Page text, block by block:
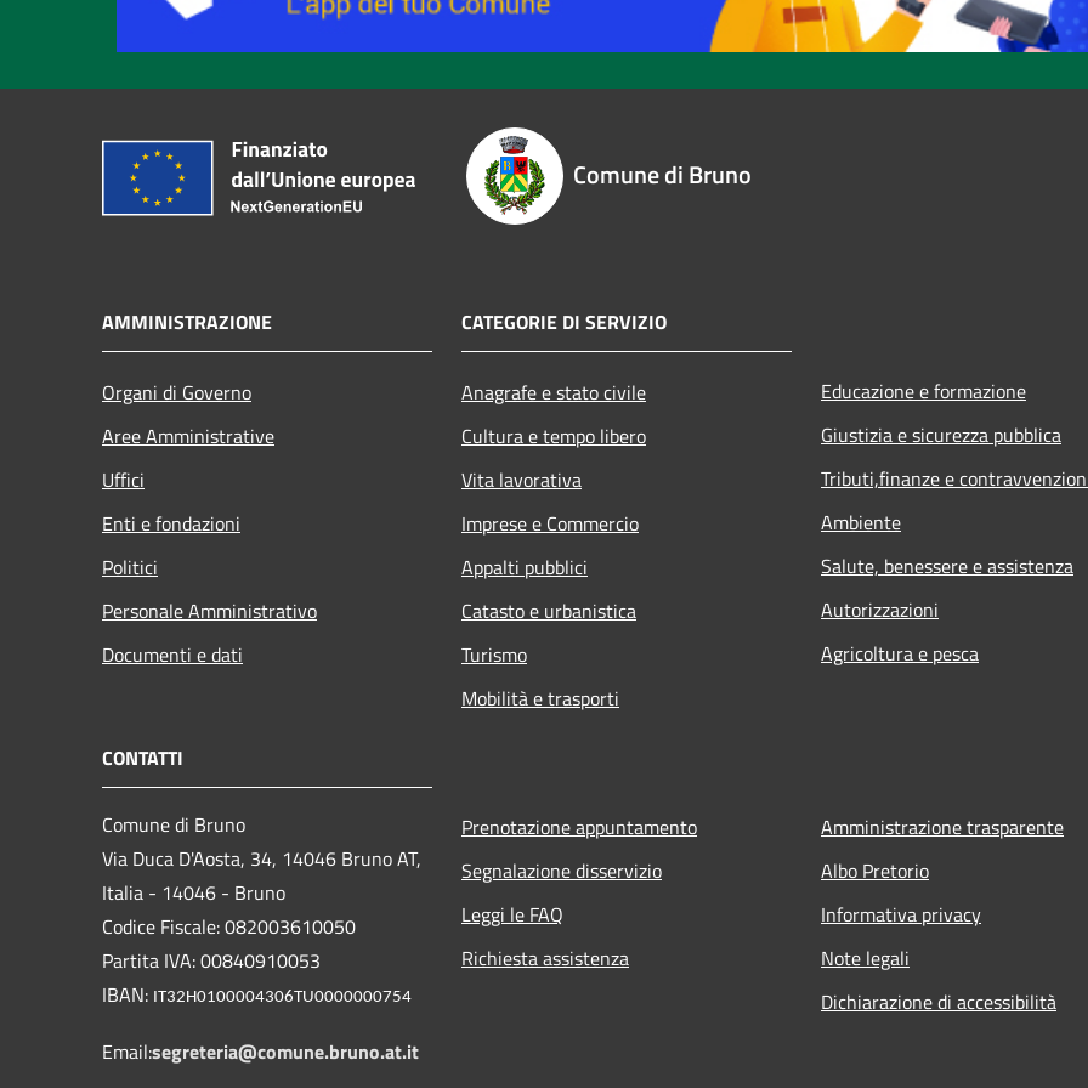
Comune di Bruno
AMMINISTRAZIONE
Organi di Governo
Aree Amministrative
Uffici
Enti e fondazioni
Politici
Personale Amministrativo
Documenti e dati
CATEGORIE DI SERVIZIO
Anagrafe e stato civile
Cultura e tempo libero
Vita lavorativa
Imprese e Commercio
Appalti pubblici
Catasto e urbanistica
Turismo
Mobilità e trasporti
Educazione e formazione
Giustizia e sicurezza pubblica
Tributi,finanze e
Ambiente
Salute, benessere e assistenza
Autorizzazioni
Agricoltura e pesca
CONTATTI
Comune di Bruno
Via Duca D'Aosta, 34, 14046 Bruno AT,
Italia - 14046 - Bruno
Codice Fiscale: 082003610050
Partita IVA: 00840910053
IBAN: IT32H0100004306TU0000000754
Email:segreteria@comune.bruno.at.it
Prenotazione appuntamento
Segnalazione disservizio
Leggi le FAQ
Richiesta assistenza
Amministrazione trasparente
Albo Pretorio
Informativa privacy
Note legali
Dichiarazione di accessibilità